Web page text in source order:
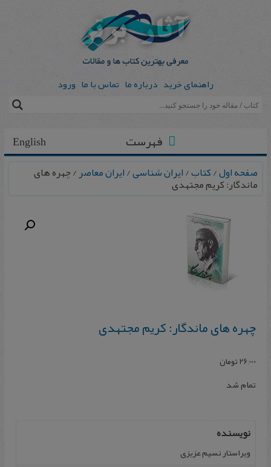
راهنمای خرید درباره ما تماس با ما ورود
English فهرست
صفحه اول/کتاب/ایران شناسی/ایران معاصر/ چهره‌ های‌
ماندگار: کریم‌ مجتهدی
چهره‌ های‌ ماندگار: کریم‌ مجتهدی
26,000تومان
تمام شد
نویسنده
ویراستار نسیم‌ عزیزی‌